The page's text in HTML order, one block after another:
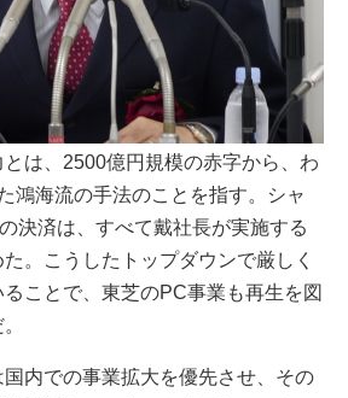
は、2500億円規模の赤字から、わ
鴻海流の手法のことを指す。シャ
決済は、すべて戴社長が実施する
。こうしたトップダウンで厳しく
ことで、東芝のPC事業も再生を図
内での事業拡大を優先させ、その